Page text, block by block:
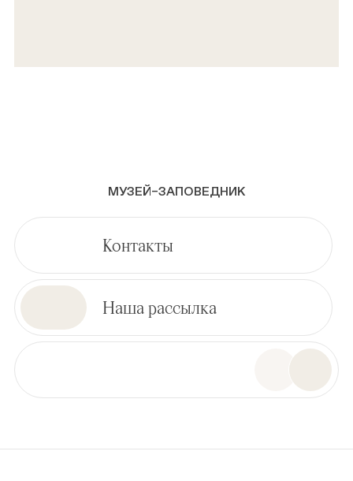
МУЗЕЙ–ЗАПОВЕДНИК
Контакты
Наша рассылка